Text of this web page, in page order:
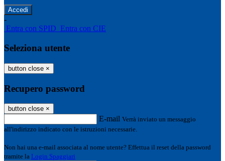
-
Entra con SPID Entra con CIE
Seleziona utente
button close ×
Recupero password
button close ×
E-mail Verrà inviato un messaggio
all'indirizzo indicato con le istruzioni necessarie.
Non hai una e-mail associata al nome utente? Effettua il reset della password
tramite la Login Spaggiari